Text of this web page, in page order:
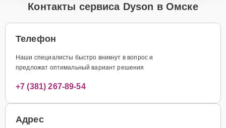
Контакты сервиса Dyson в Омске
Телефон
Наши специалисты быстро вникнут в вопрос и
предложат оптимальный вариант решения
+7 (381) 267-89-54
Адрес